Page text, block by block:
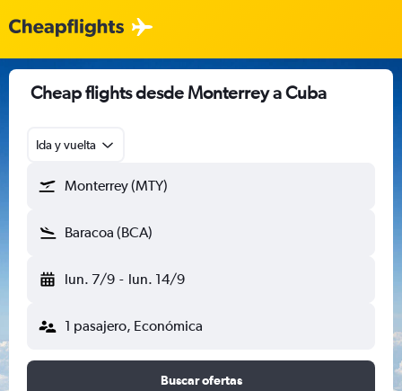
Cheap flights desde Monterrey a Cuba
Ida y vuelta
Monterrey (MTY)
Baracoa (BCA)
lun. 7/9 - lun. 14/9
1 pasajero, Económica
Buscar ofertas